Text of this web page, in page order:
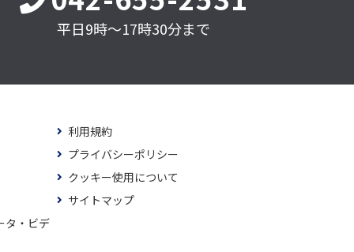
平日9時～17時30分まで
タ・ビデ
利用規約
プライバシーポリシー
クッキー使用について
サイトマップ